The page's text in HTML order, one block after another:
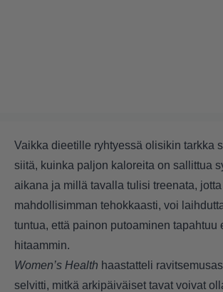
Vaikka dieetille ryhtyessä olisikin tarkka
siitä, kuinka paljon kaloreita on sallittua
aikana ja millä tavalla tulisi treenata,
mahdollisimman tehokkaasti, voi
tuntua, että painon putoaminen tapahtuu
hitaammin.
Women’s Health haastatteli
selvitti, mitkä arkipäiväiset tavat voivat